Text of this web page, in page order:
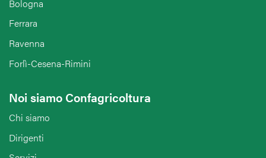
Bologna
Ferrara
Ravenna
Forlì-Cesena-Rimini
Noi siamo Confagricoltura
Chi siamo
Dirigenti